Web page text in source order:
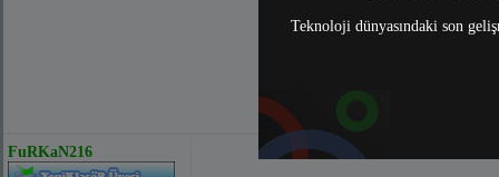
Teknoloji dünyasındaki son
FuRKaN216